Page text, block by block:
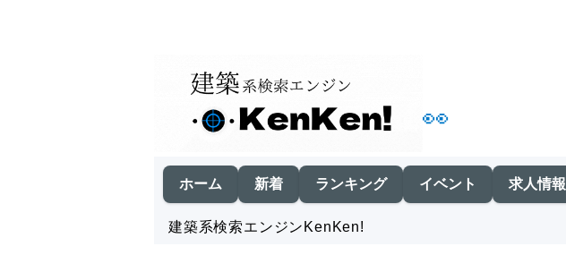
👀
ホーム 新着 ランキング イベント 求人情報
建築系検索エンジンKenKen!